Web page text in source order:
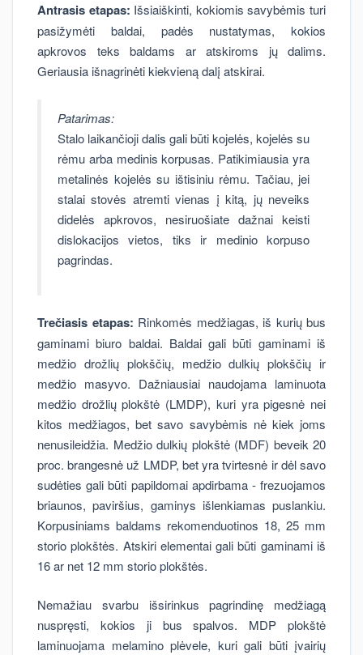
Antrasis etapas: Išsiaiškinti, kokiomis savybėmis turi
pasižymėti baldai, padės nustatymas, kokios
apkrovos teks baldams ar atskiroms jų dalims.
Geriausia išnagrinėti kiekvieną dalį atskirai.
Patarimas:
Stalo laikančioji dalis gali būti kojelės, kojelės su
rėmu arba medinis korpusas. Patikimiausia yra
metalinės kojelės su ištisiniu rėmu. Tačiau, jei
stalai stovės atremti vienas į kitą, jų neveiks
didelės apkrovos, nesiruošiate dažnai keisti
dislokacijos vietos, tiks ir medinio korpuso
pagrindas.
Trečiasis etapas: Rinkomės medžiagas, iš kurių bus
gaminami biuro baldai. Baldai gali būti gaminami iš
medžio drožlių plokščių, medžio dulkių plokščių ir
medžio masyvo. Dažniausiai naudojama laminuota
medžio drožlių plokštė (LMDP), kuri yra pigesnė nei
kitos medžiagos, bet savo savybėmis nė kiek joms
nenusileidžia. Medžio dulkių plokštė (MDF) beveik 20
proc. brangesnė už LMDP, bet yra tvirtesnė ir dėl savo
sudėties gali būti papildomai apdirbama - frezuojamos
briaunos, paviršius, gaminys išlenkiamas puslankiu.
Korpusiniams baldams rekomenduotinos 18, 25 mm
storio plokštės. Atskiri elementai gali būti gaminami iš
16 ar net 12 mm storio plokštės.
Nemažiau svarbu išsirinkus pagrindinę medžiagą
nuspręsti, kokios ji bus spalvos. MDP plokštė
laminuojama melamino plėvele, kuri gali būti įvairių